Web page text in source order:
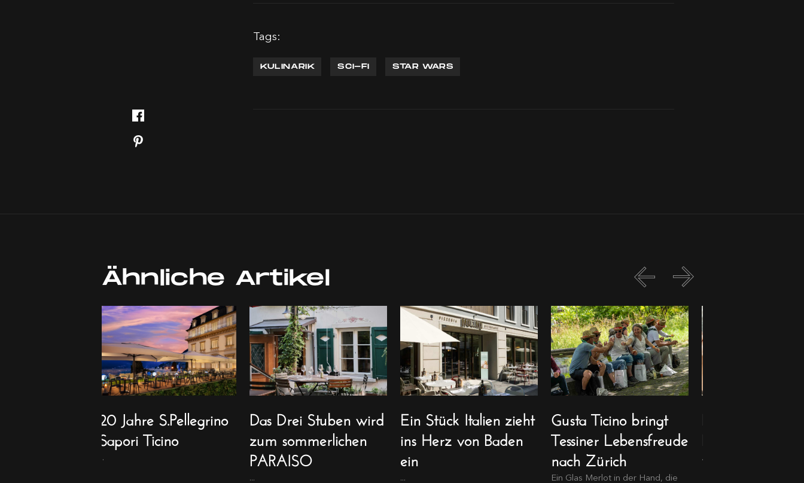
Tags:
KULINARIK SCI-FI STAR WARS
Ähnliche Artikel
20 Jahre S.Pellegrino
Sapori Ticino
...
Das Drei Stuben wird
zum sommerlichen
PARAISO
...
Ein Stück Italien zieht
ins Herz von Baden
ein
...
Gusta Ticino bringt
Tessiner Lebensfreude
nach Zürich
Ein Glas Merlot in der Hand, die
...